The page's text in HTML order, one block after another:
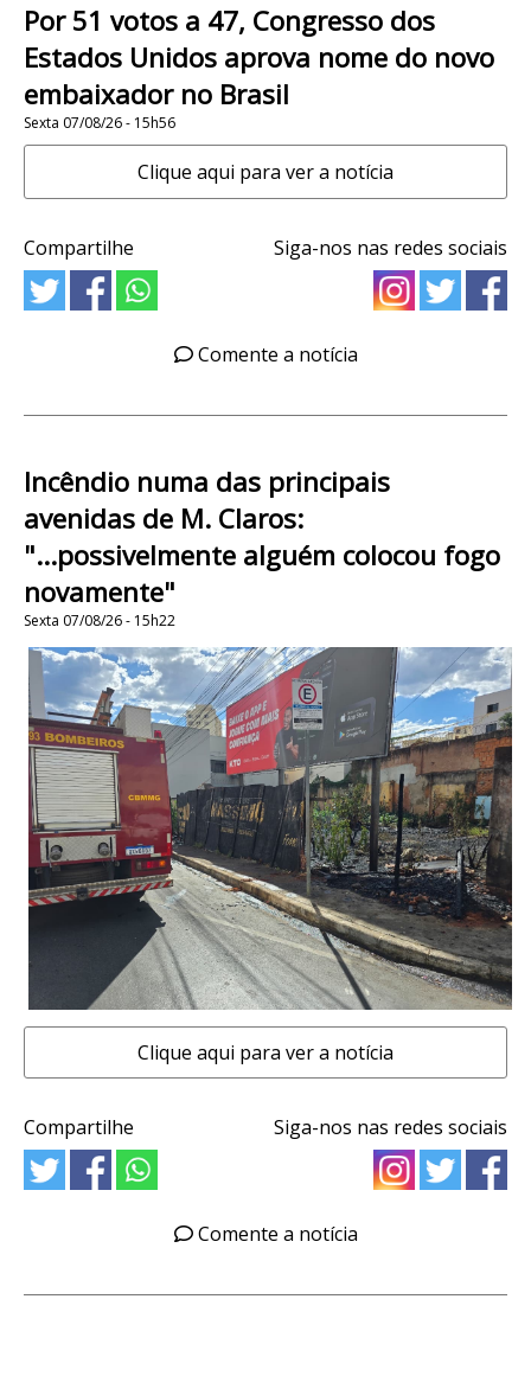
Por 51 votos a 47, Congresso dos
Estados Unidos aprova nome do novo
embaixador no Brasil
Sexta 07/08/26 - 15h56
Clique aqui para ver a notícia
Compartilhe Siga-nos nas redes sociais
Comente a notícia
Incêndio numa das principais
avenidas de M. Claros:
"...possivelmente alguém colocou fogo
novamente"
Sexta 07/08/26 - 15h22
Clique aqui para ver a notícia
Compartilhe Siga-nos nas redes sociais
Comente a notícia